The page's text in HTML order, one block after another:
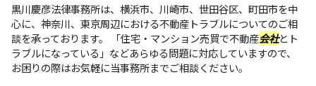
黒川慶彦法律事務所は、横浜市、川崎市、世田谷区、町田市を中
心に、神奈川、東京周辺における不動産トラブルについてのご相
談を承っております。 「住宅・マンション売買で不動産会社とト
ラブルになっている」などあらゆる問題に対応していますので、
お困りの際はお気軽に当事務所までご相談ください。